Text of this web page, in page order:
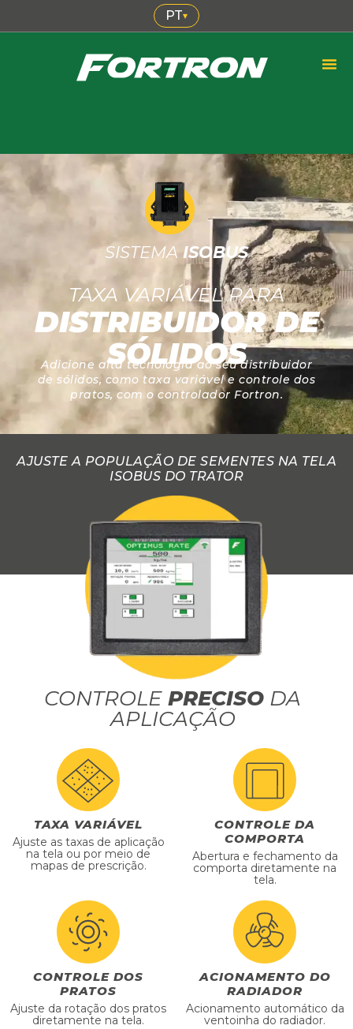
PT▾
SISTEMA ISOBUS
TAXA VARIÁVEL PARA
DISTRIBUIDOR DE
SÓLIDOS
Adicione alta tecnologia ao seu distribuidor
de sólidos, como taxa variável e controle dos
pratos, com o controlador Fortron.
AJUSTE A POPULAÇÃO DE SEMENTES NA TELA
ISOBUS DO TRATOR
CONTROLEPRECISO DA
APLICAÇÃO
TAXA VARIÁVEL
Ajuste as taxas de aplicação
na tela ou por meio de
mapas de prescrição.
CONTROLE DA
COMPORTA
Abertura e fechamento da
comporta diretamente na
tela.
CONTROLE DOS
PRATOS
Ajuste da rotação dos pratos
diretamente na tela.
ACIONAMENTO DO
RADIADOR
Acionamento automático da
ventoinha do radiador.